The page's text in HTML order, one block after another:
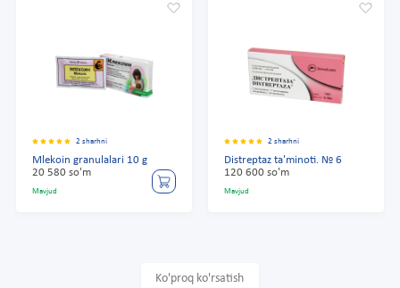
2 sharhni
Mlekoin granulalari 10 g
20 580 so'm
Mavjud
2 sharhni
Distreptaz ta'minoti. № 6
120 600 so'm
Mavjud
Ko'proq ko'rsatish